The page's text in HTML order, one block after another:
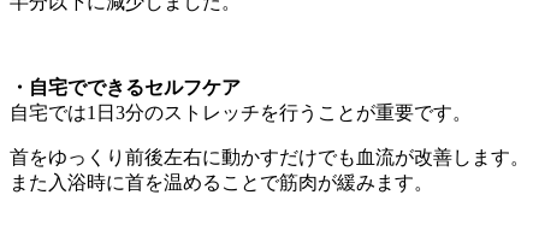
・自宅でできるセルフケア
自宅では1日3分のストレッチを行うことが重要です。
首をゆっくり前後左右に動かすだけでも血流が改善します。
また入浴時に首を温めることで筋肉が緩みます。